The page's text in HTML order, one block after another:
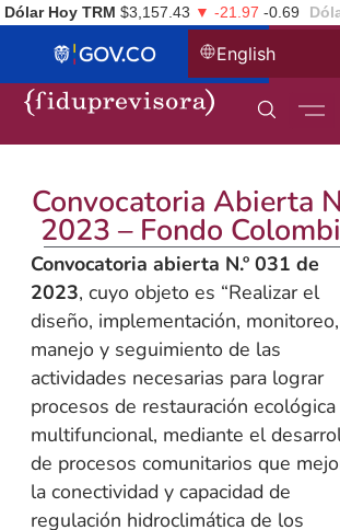
Dólar Hoy TRM $3,157.43 ▼ -21.97 -0.69
English
Convocatoria Abierta
2023 – Fondo
Convocatoria abierta N.º 031 de
2023, cuyo objeto es “Realizar el
diseño, implementación, monitoreo,
manejo y seguimiento de las
actividades necesarias para lograr
procesos de restauración ecológica
multifuncional, mediante el
de procesos comunitarios que
la conectividad y capacidad de
regulación hidroclimática de los